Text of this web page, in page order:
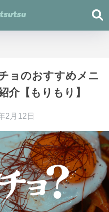
ョのおすすめメニ
介【もりもり】
2月12日